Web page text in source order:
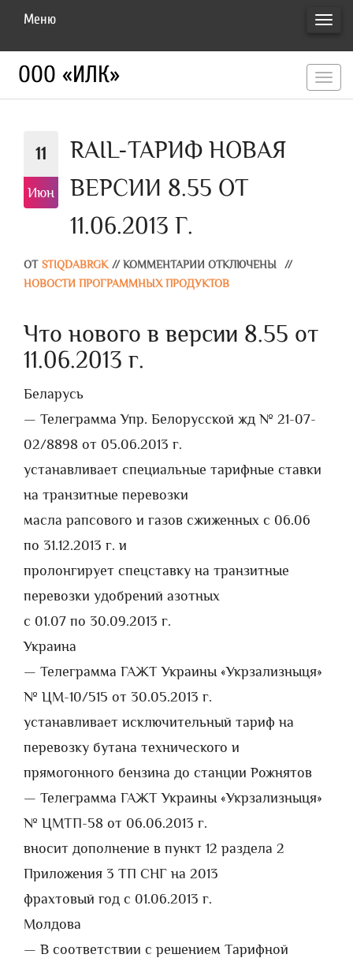
Меню
ООО «ИЛК»
11
Июн
RAIL-ТАРИФ НОВАЯ
ВЕРСИИ 8.55 ОТ
11.06.2013 Г.
ОТ STIQDABRGK // КОММЕНТАРИИ ОТКЛЮЧЕНЫ
//
НОВОСТИ ПРОГРАММНЫХ ПРОДУКТОВ
Что нового в версии 8.55 от
11.06.2013 г.
Беларусь
— Телеграмма Упр. Белорусской жд № 21-07-
02/8898 от 05.06.2013 г.
устанавливает специальные тарифные ставки
на транзитные перевозки
масла рапсового и газов сжиженных с 06.06
по 31.12.2013 г. и
пролонгирует спецставку на транзитные
перевозки удобрений азотных
с 01.07 по 30.09.2013 г.
Украина
— Телеграмма ГАЖТ Украины «Укрзализныця»
№ ЦМ-10/515 от 30.05.2013 г.
устанавливает исключительный тариф на
перевозку бутана технического и
прямогонного бензина до станции Рожнятов
— Телеграмма ГАЖТ Украины «Укрзализныця»
№ ЦМТП-58 от 06.06.2013 г.
вносит дополнение в пункт 12 раздела 2
Приложения 3 ТП СНГ на 2013
фрахтовый год с 01.06.2013 г.
Молдова
— В соответствии с решением Тарифной